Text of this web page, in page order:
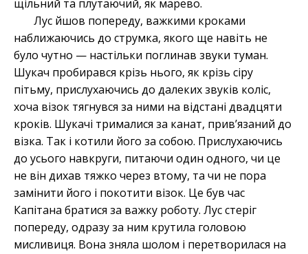
щільний та плутаючий, як марево.
Лус йшов попереду, важкими кроками
наближаючись до струмка, якого ще навіть не
було чутно — настільки поглинав звуки туман.
Шукач пробирався крізь нього, як крізь сіру
пітьму, прислухаючись до далеких звуків коліс,
хоча візок тягнувся за ними на відстані двадцяти
кроків. Шукачі трималися за канат, прив’язаний до
візка. Так і котили його за собою. Прислухаючись
до усього навкруги, питаючи один одного, чи це
не він дихав тяжко через втому, та чи не пора
замінити його і покотити візок. Це був час
Капітана братися за важку роботу. Лус стеріг
попереду, одразу за ним крутила головою
мисливиця. Вона зняла шолом і перетворилася на